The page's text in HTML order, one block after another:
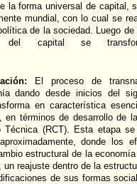
la forma universal de capital,
mundial, con lo cual se
de la sociedad. Luego
del capital se
El proceso de
dando desde inicios del
en característica
en términos de desarrollo de
Técnica (RCT). Esta etapa
donde los
estructural de la
un reajuste dentro de la
de sus formas